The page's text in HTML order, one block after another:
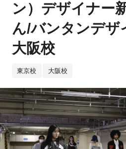
ン）デザイナー
ん/バンタンデザ
大阪校
東京校 大阪校